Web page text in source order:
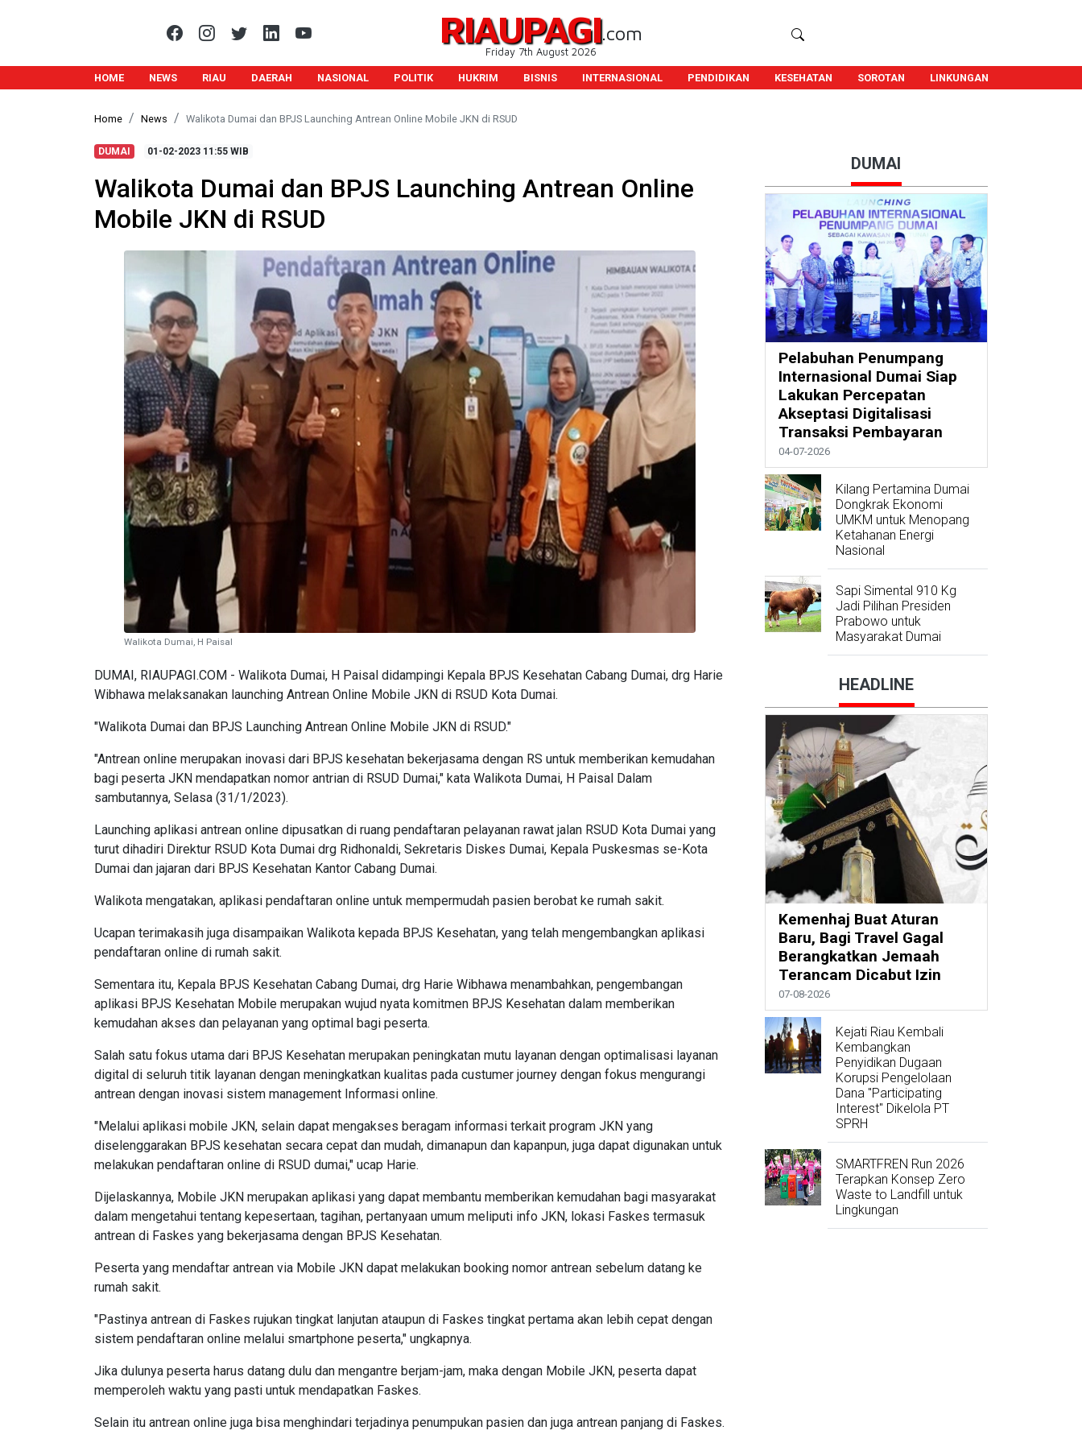
RIAUPAGI.com
Friday 7th August 2026
HOME NEWS RIAU DAERAH NASIONAL POLITIK HUKRIM BISNIS INTERNASIONAL PENDIDIKAN KESEHATAN SOROTAN LINKUNGAN
Home News Walikota Dumai dan BPJS Launching Antrean Online Mobile JKN di RSUD
DUMAI 01-02-2023 11:55 WIB
Walikota Dumai dan BPJS Launching Antrean Online
Mobile JKN di RSUD
Walikota Dumai, H Paisal
DUMAI, RIAUPAGI.COM - Walikota Dumai, H Paisal didampingi Kepala BPJS Kesehatan Cabang Dumai, drg Harie
Wibhawa melaksanakan launching Antrean Online Mobile JKN di RSUD Kota Dumai.
"Walikota Dumai dan BPJS Launching Antrean Online Mobile JKN di RSUD."
"Antrean online merupakan inovasi dari BPJS kesehatan bekerjasama dengan RS untuk memberikan kemudahan
bagi peserta JKN mendapatkan nomor antrian di RSUD Dumai," kata Walikota Dumai, H Paisal Dalam
sambutannya, Selasa (31/1/2023).
Launching aplikasi antrean online dipusatkan di ruang pendaftaran pelayanan rawat jalan RSUD Kota Dumai yang
turut dihadiri Direktur RSUD Kota Dumai drg Ridhonaldi, Sekretaris Diskes Dumai, Kepala Puskesmas se-Kota
Dumai dan jajaran dari BPJS Kesehatan Kantor Cabang Dumai.
Walikota mengatakan, aplikasi pendaftaran online untuk mempermudah pasien berobat ke rumah sakit.
Ucapan terimakasih juga disampaikan Walikota kepada BPJS Kesehatan, yang telah mengembangkan aplikasi
pendaftaran online di rumah sakit.
Sementara itu, Kepala BPJS Kesehatan Cabang Dumai, drg Harie Wibhawa menambahkan, pengembangan
aplikasi BPJS Kesehatan Mobile merupakan wujud nyata komitmen BPJS Kesehatan dalam memberikan
kemudahan akses dan pelayanan yang optimal bagi peserta.
Salah satu fokus utama dari BPJS Kesehatan merupakan peningkatan mutu layanan dengan optimalisasi layanan
digital di seluruh titik layanan dengan meningkatkan kualitas pada custumer journey dengan fokus mengurangi
antrean dengan inovasi sistem management Informasi online.
"Melalui aplikasi mobile JKN, selain dapat mengakses beragam informasi terkait program JKN yang
diselenggarakan BPJS kesehatan secara cepat dan mudah, dimanapun dan kapanpun, juga dapat digunakan untuk
melakukan pendaftaran online di RSUD dumai," ucap Harie.
Dijelaskannya, Mobile JKN merupakan aplikasi yang dapat membantu memberikan kemudahan bagi masyarakat
dalam mengetahui tentang kepesertaan, tagihan, pertanyaan umum meliputi info JKN, lokasi Faskes termasuk
antrean di Faskes yang bekerjasama dengan BPJS Kesehatan.
Peserta yang mendaftar antrean via Mobile JKN dapat melakukan booking nomor antrean sebelum datang ke
rumah sakit.
"Pastinya antrean di Faskes rujukan tingkat lanjutan ataupun di Faskes tingkat pertama akan lebih cepat dengan
sistem pendaftaran online melalui smartphone peserta," ungkapnya.
Jika dulunya peserta harus datang dulu dan mengantre berjam-jam, maka dengan Mobile JKN, peserta dapat
memperoleh waktu yang pasti untuk mendapatkan Faskes.
Selain itu antrean online juga bisa menghindari terjadinya penumpukan pasien dan juga antrean panjang di Faskes.
DUMAI
Pelabuhan Penumpang
Internasional Dumai Siap
Lakukan Percepatan
Akseptasi Digitalisasi
Transaksi Pembayaran
04-07-2026
Kilang Pertamina Dumai
Dongkrak Ekonomi
UMKM untuk Menopang
Ketahanan Energi
Nasional
Sapi Simental 910 Kg
Jadi Pilihan Presiden
Prabowo untuk
Masyarakat Dumai
HEADLINE
Kemenhaj Buat Aturan
Baru, Bagi Travel Gagal
Berangkatkan Jemaah
Terancam Dicabut Izin
07-08-2026
Kejati Riau Kembali
Kembangkan
Penyidikan Dugaan
Korupsi Pengelolaan
Dana "Participating
Interest" Dikelola PT
SPRH
SMARTFREN Run 2026
Terapkan Konsep Zero
Waste to Landfill untuk
Lingkungan